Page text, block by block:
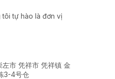
tôi tự hào là đơn vị
市 凭祥市 凭祥镇 金
3-4号仓